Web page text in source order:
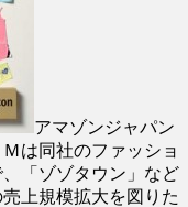
アマゾンジャパン
は同社のファッショ
「ゾゾタウン」など
上規模拡大を図りた